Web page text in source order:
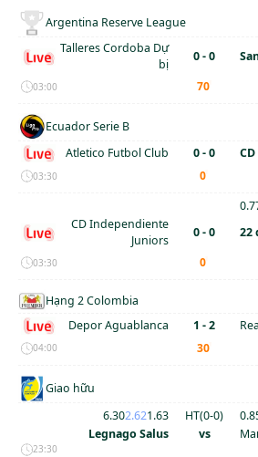
Argentina Reserve League
Talleres Cordoba Dự
bị
0 - 0
03:00 70'
Ecuador Serie B
Atletico Futbol Club
0 - 0
03:30 0'
CD Independiente
Juniors
0 - 0 22
03:30 0'
Hạng 2 Colombia
Depor Aguablanca
1 - 2
04:00 30'
Giao hữu
6.302.621.63 HT(0-0)
Legnago Salus
vs
23:30